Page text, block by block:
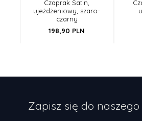
Czaprak Satin,
ujeżdżeniowy, szaro-
czarny
198,90 PLN
Zapisz się do